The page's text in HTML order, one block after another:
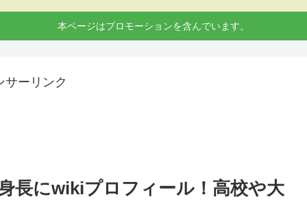
本ページはプロモーションを含んでいます。
サーリンク
長にwikiプロフィール！高校や大